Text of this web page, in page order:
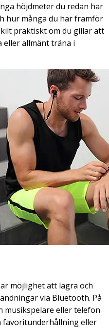
höjdmeter du redan har
hur många du har framför
praktiskt om du gillar att
eller allmänt träna i
möjlighet att lagra och
via Bluetooth. På
musikspelare eller telefon
favoritunderhållning eller